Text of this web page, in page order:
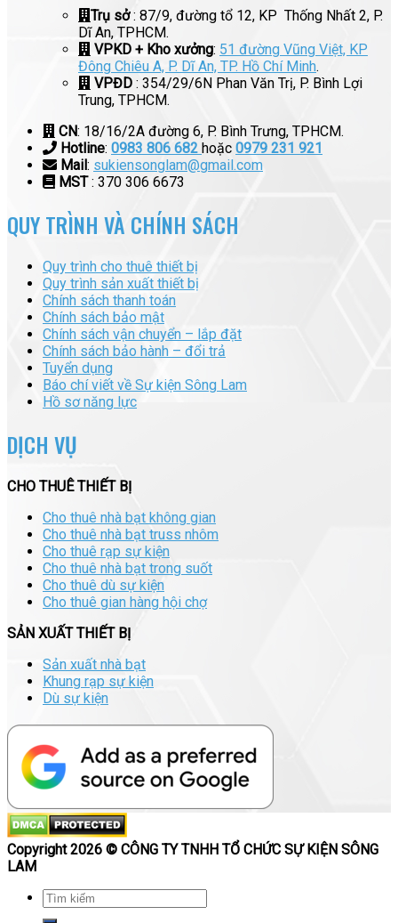
Trụ sở: 87/9, đường tổ 12, KP Thống Nhất 2, P.
Dĩ An, TPHCM.
VPKD + Kho xưởng: 51 đường Vũng Việt, KP
Đông Chiêu A, P. Dĩ An, TP. Hồ Chí Minh.
VPĐD : 354/29/6N Phan Văn Trị, P. Bình Lợi
Trung, TPHCM.
CN: 18/16/2A đường 6, P. Bình Trưng, TPHCM.
Hotline: 0983 806 682 hoặc 0979 231 921
Mail: sukiensonglam@gmail.com
MST: 370 306 6673
QUY TRÌNH VÀ CHÍNH SÁCH
Quy trình cho thuê thiết bị
Quy trình sản xuất thiết bị
Chính sách thanh toán
Chính sách bảo mật
Chính sách vận chuyển – lắp đặt
Chính sách bảo hành – đổi trả
Tuyển dụng
Báo chí viết về Sự kiện Sông Lam
Hồ sơ năng lực
DỊCH VỤ
CHO THUÊ THIẾT BỊ
Cho thuê nhà bạt không gian
Cho thuê nhà bạt truss nhôm
Cho thuê rạp sự kiện
Cho thuê nhà bạt trong suốt
Cho thuê dù sự kiện
Cho thuê gian hàng hội chợ
SẢN XUẤT THIẾT BỊ
Sản xuất nhà bạt
Khung rạp sự kiện
Dù sự kiện
Copyright 2026 © CÔNG TY TNHH TỔ CHỨC SỰ KIỆN SÔNG
LAM